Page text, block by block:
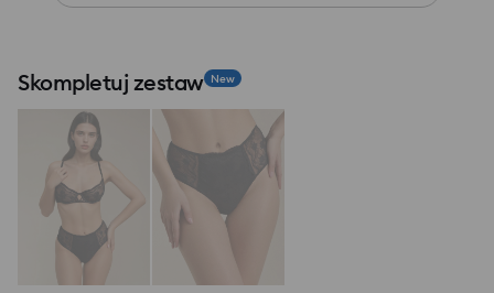
Skompletuj zestaw New